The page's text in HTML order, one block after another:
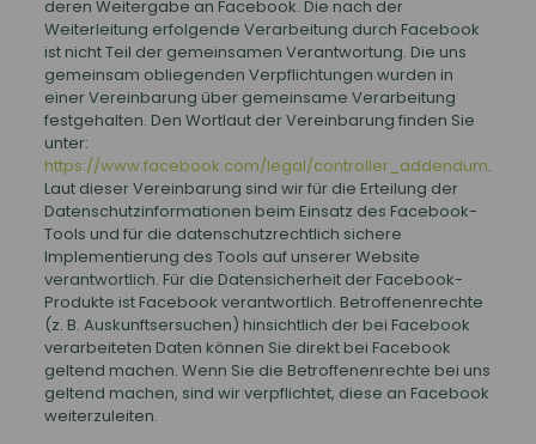
deren Weitergabe an Facebook. Die nach der
Weiterleitung erfolgende Verarbeitung durch Facebook
ist nicht Teil der gemeinsamen Verantwortung. Die uns
gemeinsam obliegenden Verpflichtungen wurden in
einer Vereinbarung über gemeinsame Verarbeitung
festgehalten. Den Wortlaut der Vereinbarung finden Sie
unter:
https://www.facebook.com/legal/controller_addendum.
Laut dieser Vereinbarung sind wir für die Erteilung der
Datenschutzinformationen beim Einsatz des Facebook-
Tools und für die datenschutzrechtlich sichere
Implementierung des Tools auf unserer Website
verantwortlich. Für die Datensicherheit der Facebook-
Produkte ist Facebook verantwortlich. Betroffenenrechte
(z. B. Auskunftsersuchen) hinsichtlich der bei Facebook
verarbeiteten Daten können Sie direkt bei Facebook
geltend machen. Wenn Sie die Betroffenenrechte bei uns
geltend machen, sind wir verpflichtet, diese an Facebook
weiterzuleiten.